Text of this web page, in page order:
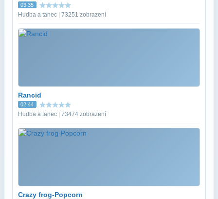
03:35
Hudba a tanec | 73251 zobrazení
Rancid
02:44
Hudba a tanec | 73474 zobrazení
Crazy frog-Popcorn